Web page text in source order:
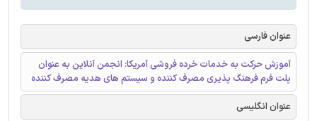
عنوان فارسی
آموزش حرکت به خدمات خرده فروشی آمریکا: انجمن آنلاین به عنوان
پلت فرم فرهنگ پذیری مصرف کننده و سیستم های هدیه مصرف کننده
عنوان انگلیسی